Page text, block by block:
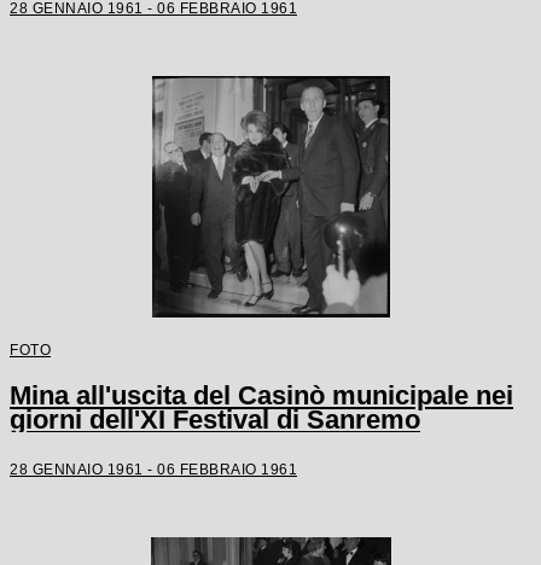
28 GENNAIO 1961 - 06 FEBBRAIO 1961
FOTO
Mina all'uscita del Casinò municipale nei
giorni dell'XI Festival di Sanremo
28 GENNAIO 1961 - 06 FEBBRAIO 1961